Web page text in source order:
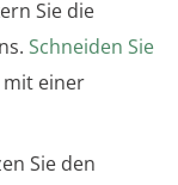
Sie die
Schneiden Sie
mit einer
Sie den